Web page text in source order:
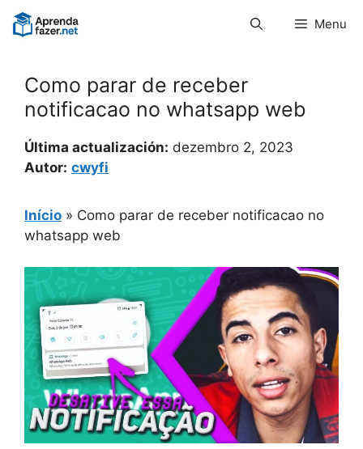
Pular
para
Menu
Como parar de receber
notificacao no whatsapp web
Última actualización: dezembro 2, 2023
Autor: cwyfi
Início » Como parar de receber notificacao no
whatsapp web